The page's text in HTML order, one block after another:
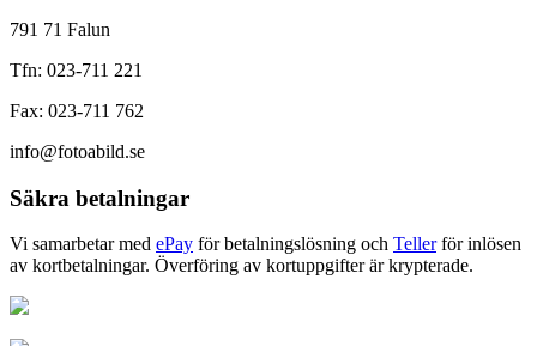
791 71 Falun
Tfn: 023-711 221
Fax: 023-711 762
info@fotoabild.se
Säkra betalningar
Vi samarbetar med ePay för betalningslösning och Tellerför inlösen
av kortbetalningar. Överföring av kortuppgifter är krypterade.